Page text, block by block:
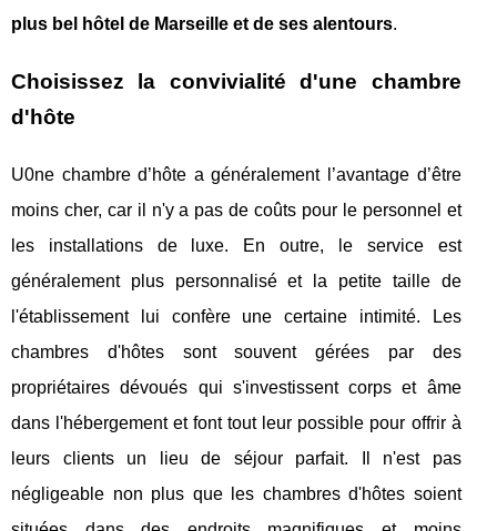
plus bel hôtel de Marseille et de ses alentours.
Choisissez la convivialité d'une chambre
d'hôte
U0ne chambre d’hôte a généralement l’avantage d’être
moins cher, car il n'y a pas de coûts pour le personnel et
les installations de luxe. En outre, le service est
généralement plus personnalisé et la petite taille de
l'établissement lui confère une certaine intimité. Les
chambres d'hôtes sont souvent gérées par des
propriétaires dévoués qui s'investissent corps et âme
dans l'hébergement et font tout leur possible pour offrir à
leurs clients un lieu de séjour parfait. Il n'est pas
négligeable non plus que les chambres d'hôtes soient